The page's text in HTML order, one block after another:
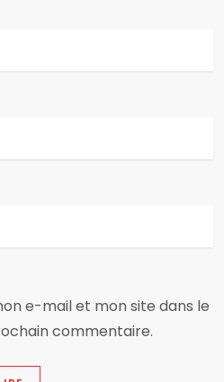
e-mail et mon site dans le
commentaire.